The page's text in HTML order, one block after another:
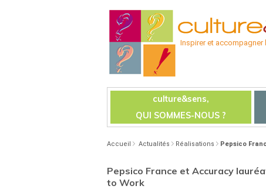
Inspirer et accompagner
culture&sens,
QUI SOMMES-NOUS ?
Accueil Actualités Réalisations Pepsico
Pepsico France et Accuracy
to Work